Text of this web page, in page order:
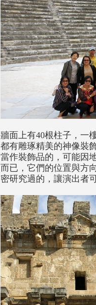
牆面上有40根柱子，一
都有雕琢精美的神像裝
當作裝飾品的，可能因
而已，它們的位置與方
密研究過的，讓演出者